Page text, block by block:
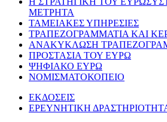
ΜΕΤΡΗΤΑ
ΤΑΜΕΙΑΚΕΣ ΥΠΗΡΕΣΙΕΣ
ΤΡΑΠΕΖΟΓΡΑΜΜΑΤΙΑ ΚΑΙ
ΑΝΑΚΥΚΛΩΣΗ
ΠΡΟΣΤΑΣΙΑ ΤΟΥ ΕΥΡΩ
ΨΗΦΙΑΚΟ ΕΥΡΩ
ΝΟΜΙΣΜΑΤΟΚΟΠΕΙΟ
ΕΚΔΟΣΕΙΣ
ΕΡΕΥΝΗΤΙΚΗ